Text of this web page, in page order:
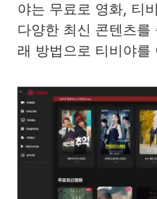
야는 무료로 영화, 티
다양한 최신 콘텐츠
래 방법으로 티비야를